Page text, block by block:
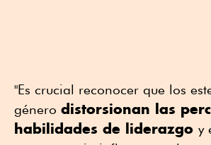
"Es crucial reconocer que los
género distorsionan las
habilidades de liderazgo y